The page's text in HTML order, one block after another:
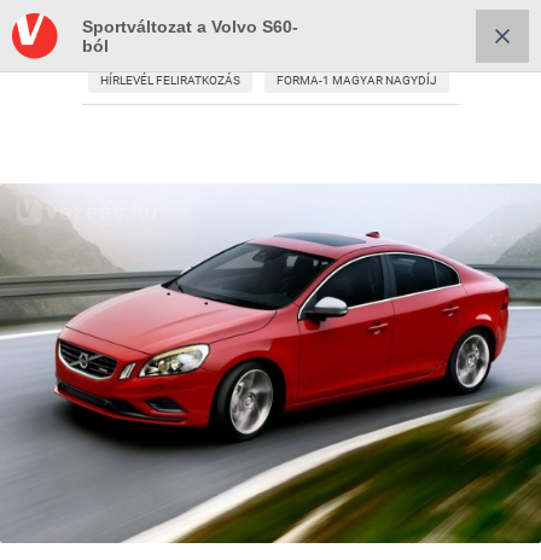
HÍRLEVÉL FELIRATKOZÁS FORMA-1 MAGYAR NAGYDÍJ
Sportváltozat a Volvo S60-
ból